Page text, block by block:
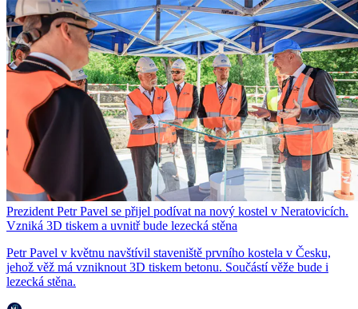
Prezident Petr Pavel se přijel podívat na nový kostel v Neratovicích.
Vzniká 3D tiskem a uvnitř bude lezecká stěna
Petr Pavel v květnu navštívil staveniště prvního kostela v Česku,
jehož věž má vzniknout 3D tiskem betonu. Součástí věže bude i
lezecká stěna.